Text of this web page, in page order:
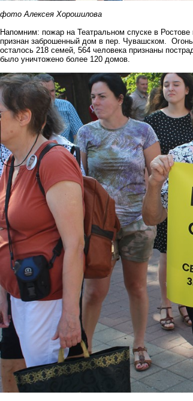
фото Алексея Хорошилова
Напомним: пожар на Театральном спуске в
признан заброшенный дом в пер. Чувашском.
осталось 218 семей, 564 человека признаны
было уничтожено более 120 домов.